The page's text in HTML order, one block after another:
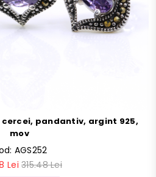
pandantiv, argint 925,
mov
AGS252
Lei315.48 Lei